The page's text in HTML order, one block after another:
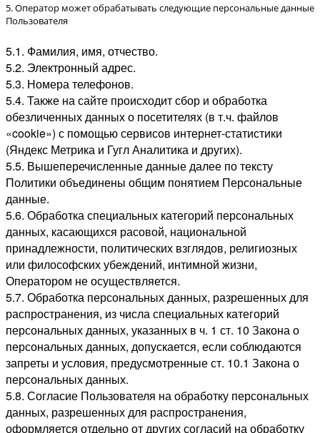
5. Оператор может обрабатывать следующие персональные данные
Пользователя
5.1. Фамилия, имя, отчество.
5.2. Электронный адрес.
5.3. Номера телефонов.
5.4. Также на сайте происходит сбор и обработка
обезличенных данных о посетителях (в т.ч. файлов
«cookie») с помощью сервисов интернет-статистики
(Яндекс Метрика и Гугл Аналитика и других).
5.5. Вышеперечисленные данные далее по тексту
Политики объединены общим понятием Персональные
данные.
5.6. Обработка специальных категорий персональных
данных, касающихся расовой, национальной
принадлежности, политических взглядов, религиозных
или философских убеждений, интимной жизни,
Оператором не осуществляется.
5.7. Обработка персональных данных, разрешенных для
распространения, из числа специальных категорий
персональных данных, указанных в ч. 1 ст. 10 Закона о
персональных данных, допускается, если соблюдаются
запреты и условия, предусмотренные ст. 10.1 Закона о
персональных данных.
5.8. Согласие Пользователя на обработку персональных
данных, разрешенных для распространения,
оформляется отдельно от других согласий на обработку